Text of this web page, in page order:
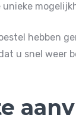
unieke
hebben
u snel weer